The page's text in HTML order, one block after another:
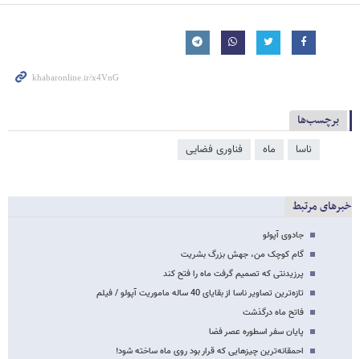
برچسب‌ها
ناسا ماه فناوری فضایی
خبرهای مرتبط
جادوی آپولو
گام کوچک من، جهش بزرگ بشریت
پرزیدنتی که تصمیم گرفت ماه را فتح کند
تازه‌ترین تصاویر ناسا از بقایای 40 ساله ماموریت آپولو / فیلم
فاتح ماه درگذشت
پایان سفر اسطوره عصر فضا
احمقانه‌ترین چیزهایی که قرار بود روی ماه ساخته شود!